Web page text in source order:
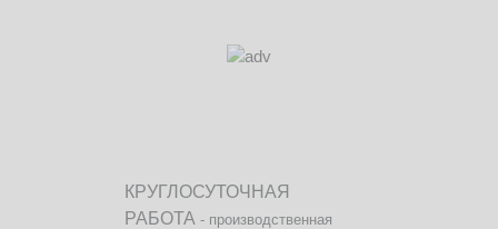
КРУГЛОСУТОЧНАЯ
РАБОТА - производственная